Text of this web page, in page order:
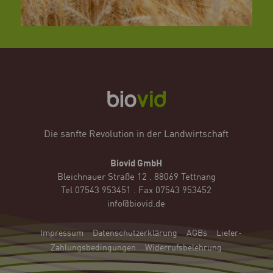
Die sanfte Revolution in der Landwirtschaft
Biovid GmbH
Bleichnauer Straße 12 . 88069 Tettnang
Tel 07543 953451 . Fax 07543 953452
info@biovid.de
Impressum Datenschutzerklärung AGBs
Liefer-
Zahlungsbedingungen
Widerrufsbelehrung